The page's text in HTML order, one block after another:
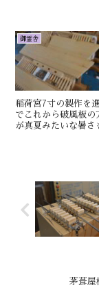
御霊舎
稲荷宮7寸の製作を
でこれから破風板の
が真夏みたいな暑
茅葺屋